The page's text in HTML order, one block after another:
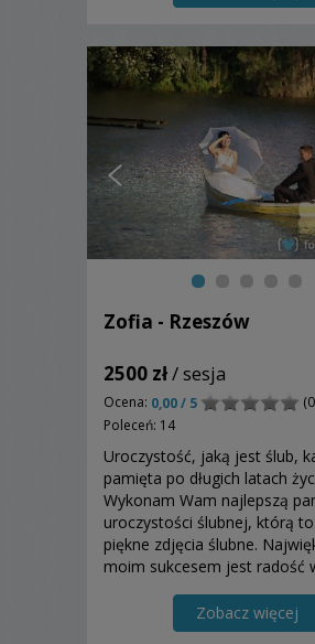
Zofia - Rzeszów
2500 zł/ sesja
Ocena: 0,00 / 5
Poleceń: 14
Uroczystość, jaką jest ślub,
pamięta po długich latach
Wykonam Wam najlepszą
uroczystości ślubnej, którą
piękne zdjęcia ślubne.
moim sukcesem jest radość
oglądają zdjęcia za swojego
Zapraszam.
Zobacz więcej